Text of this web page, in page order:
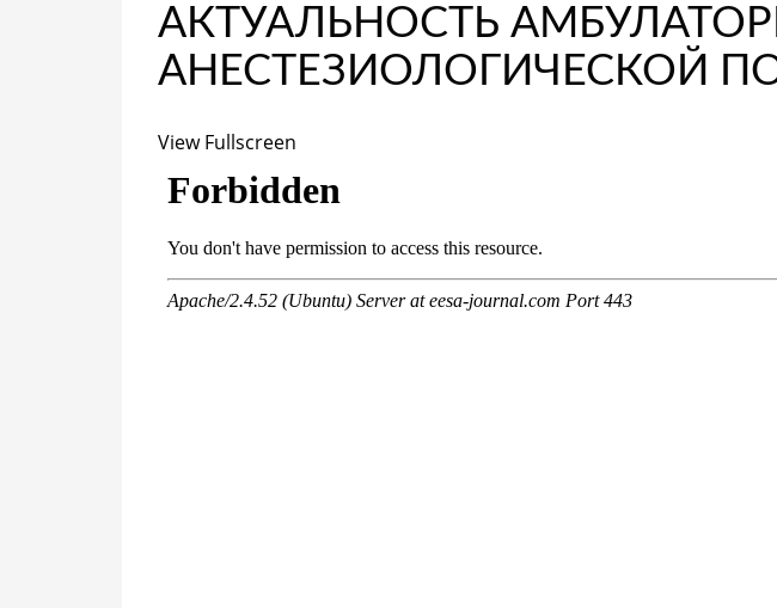
АКТУАЛЬНОСТЬ
АНЕСТЕЗИОЛОГИЧЕСКОЙ
View Fullscreen
Перейти
содержимому
PDF